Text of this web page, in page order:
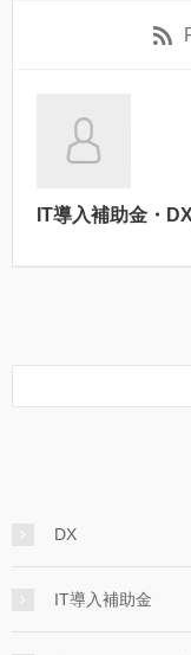
IT導入補助金・
DX
IT導入補助金